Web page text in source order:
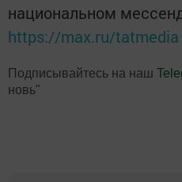
национальном
https://max.ru/tatmedia
Подписывайтесь на наш
новь"